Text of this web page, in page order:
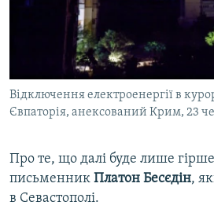
Відключення електроенергії в
Євпаторія, анексований Крим, 23
Про те, що далі буде лише
письменник Платон Бесєдін,
в Севастополі.